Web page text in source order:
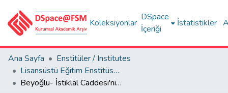
Koleksiyonlar
DSpace
İçeriği
İstatistikler
Ana Sayfa
Enstitüler / Institutes
Lisansüstü Eğitim Enstitüsü Tez Koleksiyonu
Beyoğlu- İstiklal Caddesi'nin 1970 Sonrası Dönüşümü Üzerine Mimari Değerlendirmeler